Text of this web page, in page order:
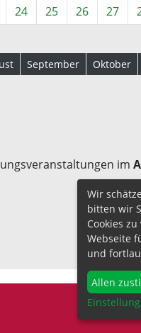
24 25 26 27
September Oktober
im
Wir
bitten wir
Cookies
Webseite
und
Allen